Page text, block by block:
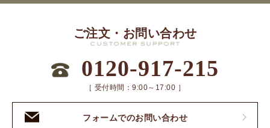
ご注文・お問い合わせ
0120-917-215
［ 受付時間：9:00～17:00 ］
フォームでのお問い合わせ